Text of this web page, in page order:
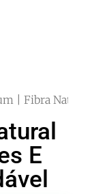
| Fibra Natural
E